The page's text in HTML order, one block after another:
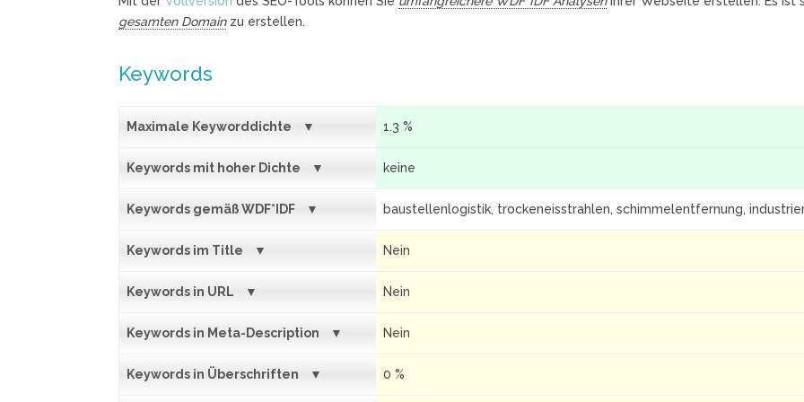
gesamten Domainzu erstellen.
Keywords
Maximale Keyworddichte 1.3 %
Keywords mit hoher Dichte keine
Keywords gemäß WDF*IDF baustellenlogistik, trockeneisstrahlen, schimmelentfernung,
Keywords im Title Nein
Keywords in URL Nein
Keywords in Meta-Description Nein
Keywords in Überschriften 0 %